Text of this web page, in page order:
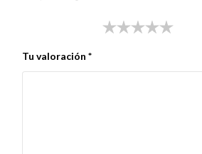
Tu valoración *